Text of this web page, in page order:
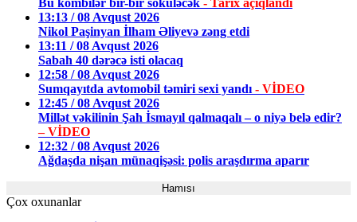
Bu kombilər bir-bir söküləcək - Tarix açıqlandı
13:13 / 08 Avqust 2026
Nikol Paşinyan İlham Əliyevə zəng etdi
13:11 / 08 Avqust 2026
Sabah 40 dərəcə isti olacaq
12:58 / 08 Avqust 2026
Sumqayıtda avtomobil təmiri sexi yandı - VİDEO
12:45 / 08 Avqust 2026
Millət vəkilinin Şah İsmayıl qalmaqalı – o niyə belə edir?
– VİDEO
12:32 / 08 Avqust 2026
Ağdaşda nişan münaqişəsi: polis araşdırma aparır
Hamısı
Çox oxunanlar